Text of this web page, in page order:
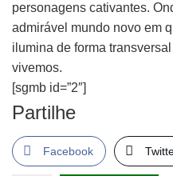
personagens cativantes.
admirável mundo novo em
ilumina de forma
vivemos.
[sgmb id=”2″]
Partilhe
Facebook